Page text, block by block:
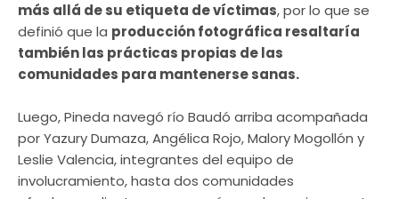
más allá de su etiqueta de víctimas, por lo que se
definió que la producción fotográfica resaltaría
también las prácticas propias de las
comunidades para mantenerse sanas.
Luego, Pineda navegó río Baudó arriba acompañada
por Yazury Dumaza, Angélica Rojo, Malory Mogollón y
Leslie Valencia, integrantes del equipo de
involucramiento, hasta dos comunidades